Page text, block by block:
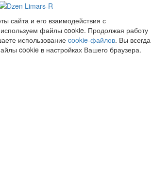
сайта и его взаимодействия с
файлы cookie. Продолжая работу
использование cookie-файлов. Вы всегда
cookie в настройках Вашего браузера.